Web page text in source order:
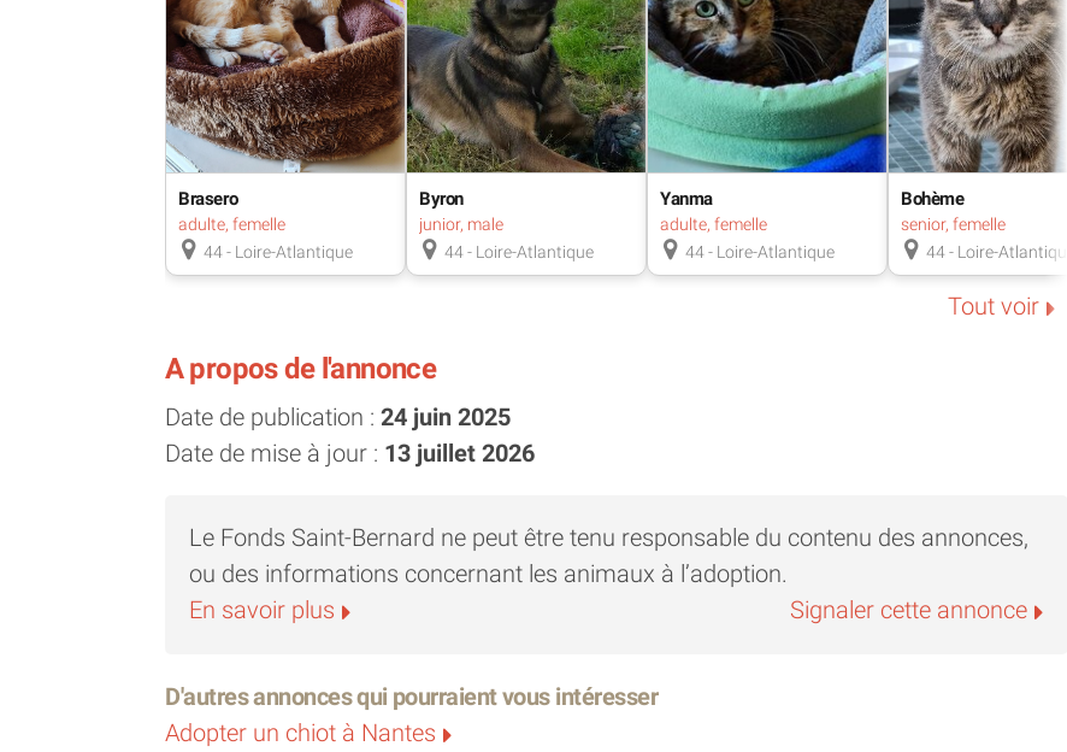
Brasero
adulte, femelle
44 - Loire-Atlantique
Byron
junior, male
44 - Loire-Atlantique
Yanma
adulte, femelle
44 - Loire-Atlantique
Bohème
senior, femelle
44 - Loire-Atlantique
Tout voir
A propos de l'annonce
Date de publication : 24 juin 2025
Date de mise à jour : 13 juillet 2026
Le Fonds Saint-Bernard ne peut être tenu responsable du contenu des annonces,
ou des informations concernant les animaux à l’adoption.
En savoir plus
Signaler cette annonce
D'autres annonces qui pourraient vous intéresser
Adopter un chiot à Nantes